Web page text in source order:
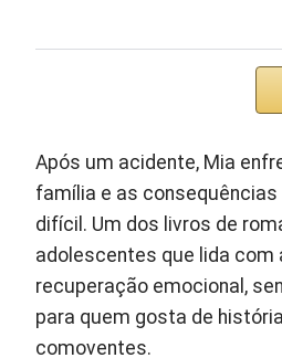
Após um acidente, Mia
família e as
difícil. Um dos livros de
adolescentes que lida com
recuperação emocional,
para quem gosta de
comoventes.